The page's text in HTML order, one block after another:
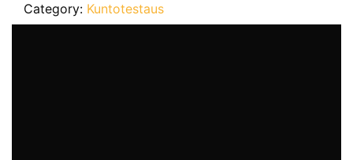
Category: Kuntotestaus